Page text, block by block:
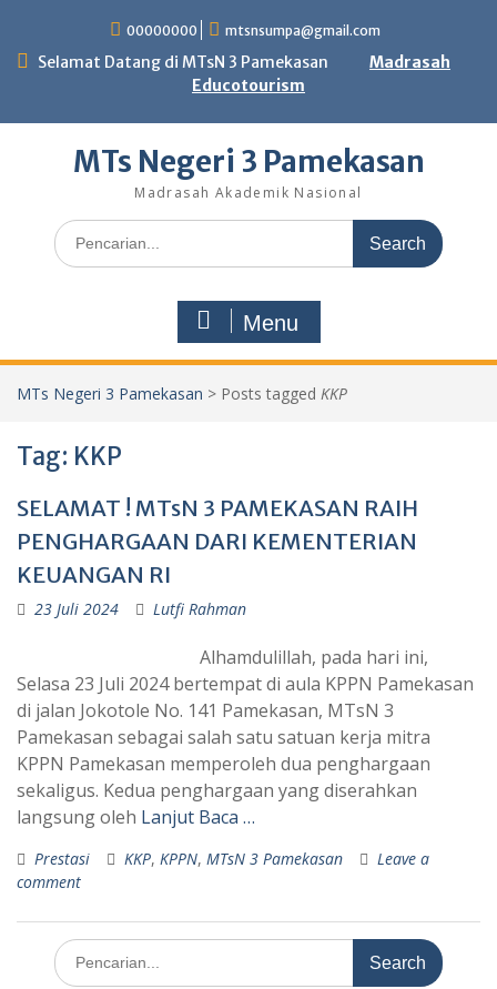
content
00000000 mtsnsumpa@gmail.com
Selamat Datang di MTsN 3 Pamekasan
Madrasah
Educotourism
MTs Negeri 3 Pamekasan
Madrasah Akademik Nasional
Search
for:
Menu
MTs Negeri 3 Pamekasan > Posts tagged KKP
Tag: KKP
SELAMAT ! MTsN 3 PAMEKASAN RAIH
PENGHARGAAN DARI KEMENTERIAN
KEUANGAN RI
23 Juli 2024 Lutfi Rahman
Alhamdulillah, pada hari ini,
Selasa 23 Juli 2024 bertempat di aula KPPN Pamekasan
di jalan Jokotole No. 141 Pamekasan, MTsN 3
Pamekasan sebagai salah satu satuan kerja mitra
KPPN Pamekasan memperoleh dua penghargaan
sekaligus. Kedua penghargaan yang diserahkan
langsung oleh Lanjut Baca …
Prestasi KKP, KPPN, MTsN 3 Pamekasan
Leave a
comment
Search
for: